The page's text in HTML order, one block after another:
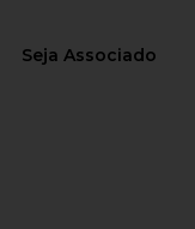
Seja Associado